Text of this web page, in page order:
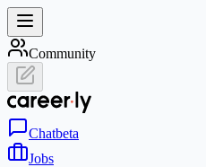
Community
Chatbeta
Jobs